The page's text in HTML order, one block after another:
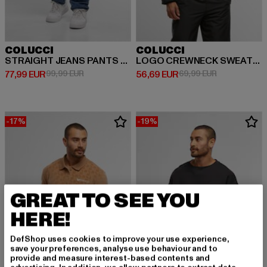
COLUCCI
STRAIGHT JEANS PANTS DISTRESSED
77,99 EUR
Derzeitiger Preis: 77,99 EUR
99,99 EURAktionspreis: 99,99 EUR
COLUCCI
LOGO CREWNECK SWEATSHIRT IKARUS CIRCLE
56,69 EUR
Derzeitiger Preis: 56,69 EUR
69,99 EURAktionspreis:
-17% -19%
GREAT TO SEE YOU
HERE!
DefShop uses cookies to improve your use experience,
save your preferences, analyse use behaviour and to
provide and measure interest-based contents and